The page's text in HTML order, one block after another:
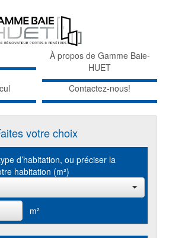
À propos de Gamme Baie-
HUET
Contactez-nous!
votre choix
d’habitation, ou préciser la
habitation (m²)
m²